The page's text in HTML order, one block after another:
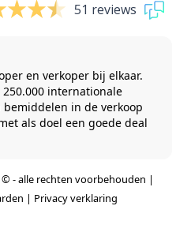
51 reviews
en verkoper bij elkaar.
internationale
in de verkoop
als doel een goede deal
- alle rechten voorbehouden |
| Privacy verklaring